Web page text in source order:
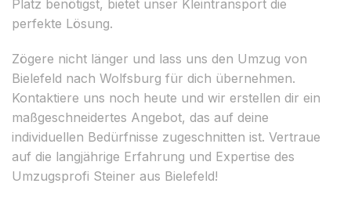
Platz benötigst, bietet unser Kleintransport die
perfekte Lösung.
Zögere nicht länger und lass uns den Umzug von
Bielefeld nach Wolfsburg für dich übernehmen.
Kontaktiere uns noch heute und wir erstellen dir ein
maßgeschneidertes Angebot, das auf deine
individuellen Bedürfnisse zugeschnitten ist. Vertraue
auf die langjährige Erfahrung und Expertise des
Umzugsprofi Steiner aus Bielefeld!